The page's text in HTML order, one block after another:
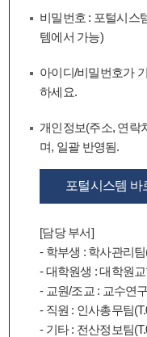
비밀번호 : 포털시스
템에서 가능)
아이디/비밀번호가
하세요.
개인정보(주소, 연락
며, 일괄 반영됨.
포털시스템 바
[담당 부서]
- 학부생 : 학사관리팀
- 대학원생 : 대학원교
- 교원/조교 : 교수연
- 직원 : 인사총무팀
- 기타 : 전산정보팀